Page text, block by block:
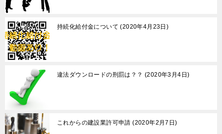
持続化給付金について 2020年4月23日
違法ダウンロードの刑罰は？？ 2020年3月4日
これからの建設業許可申請 2020年2月7日